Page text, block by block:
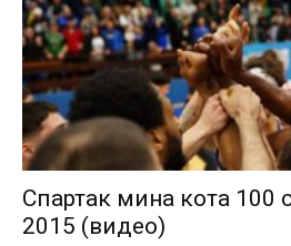
Спартак мина кота 100
2015 (видео)